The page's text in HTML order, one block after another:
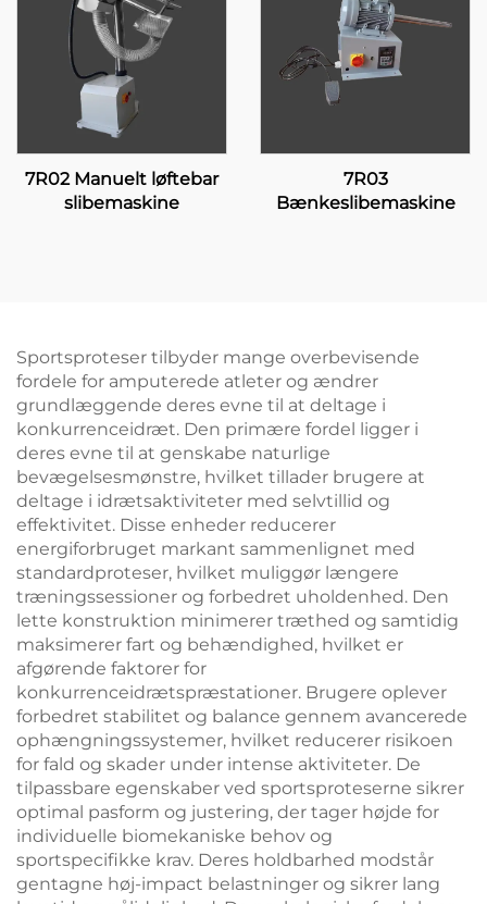
7R02 Manuelt løftebar
slibemaskine
7R03
Bænkeslibemaskine
Sportsproteser tilbyder mange overbevisende
fordele for amputerede atleter og ændrer
grundlæggende deres evne til at deltage i
konkurrenceidræt. Den primære fordel ligger i
deres evne til at genskabe naturlige
bevægelsesmønstre, hvilket tillader brugere at
deltage i idrætsaktiviteter med selvtillid og
effektivitet. Disse enheder reducerer
energiforbruget markant sammenlignet med
standardproteser, hvilket muliggør længere
træningssessioner og forbedret uholdenhed. Den
lette konstruktion minimerer træthed og samtidig
maksimerer fart og behændighed, hvilket er
afgørende faktorer for
konkurrenceidrætspræstationer. Brugere oplever
forbedret stabilitet og balance gennem avancerede
ophængningssystemer, hvilket reducerer risikoen
for fald og skader under intense aktiviteter. De
tilpassbare egenskaber ved sportsproteserne sikrer
optimal pasform og justering, der tager højde for
individuelle biomekaniske behov og
sportspecifikke krav. Deres holdbarhed modstår
gentagne høj-impact belastninger og sikrer lang